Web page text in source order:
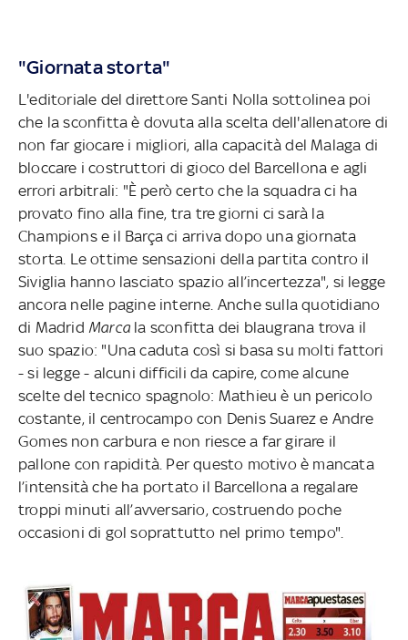
"Giornata storta"
L'editoriale del direttore Santi Nolla sottolinea poi
che la sconfitta è dovuta alla scelta dell'allenatore di
non far giocare i migliori, alla capacità del Malaga di
bloccare i costruttori di gioco del Barcellona e agli
errori arbitrali: "È però certo che la squadra ci ha
provato fino alla fine, tra tre giorni ci sarà la
Champions e il Barça ci arriva dopo una giornata
storta. Le ottime sensazioni della partita contro il
Siviglia hanno lasciato spazio all’incertezza", si legge
ancora nelle pagine interne. Anche sulla quotidiano
di Madrid Marcala sconfitta dei blaugrana trova il
suo spazio: "Una caduta così si basa su molti fattori
- si legge - alcuni difficili da capire, come alcune
scelte del tecnico spagnolo: Mathieu è un pericolo
costante, il centrocampo con Denis Suarez e Andre
Gomes non carbura e non riesce a far girare il
pallone con rapidità. Per questo motivo è mancata
l’intensità che ha portato il Barcellona a regalare
troppi minuti all’avversario, costruendo poche
occasioni di gol soprattutto nel primo tempo".